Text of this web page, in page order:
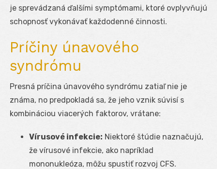
je sprevádzaná ďalšími symptómami, ktoré ovplyvňujú
schopnosť vykonávať každodenné činnosti.
Príčiny únavového
syndrómu
Presná príčina únavového syndrómu zatiaľ nie je
známa, no predpokladá sa, že jeho vznik súvisí s
kombináciou viacerých faktorov, vrátane:
Vírusové infekcie: Niektoré štúdie naznačujú,
že vírusové infekcie, ako napríklad
mononukleóza, môžu spustiť rozvoj CFS.